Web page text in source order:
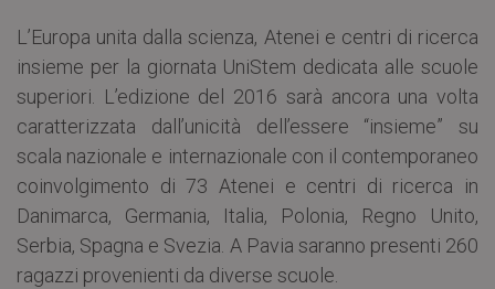
L’Europa unita dalla scienza, Atenei e centri di ricerca
insieme per la giornata UniStem dedicata alle scuole
superiori. L’edizione del 2016 sarà ancora una volta
caratterizzata dall’unicità dell’essere “insieme” su
scala nazionale e internazionale con il contemporaneo
coinvolgimento di 73 Atenei e centri di ricerca in
Danimarca, Germania, Italia, Polonia, Regno Unito,
Serbia, Spagna e Svezia. A Pavia saranno presenti 260
ragazzi provenienti da diverse scuole.